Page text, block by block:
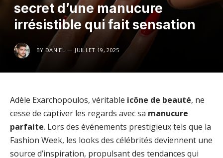
secret d’une manucure
irrésistible qui fait sensation
BY DANIEL JUILLET 19, 2025
Adèle Exarchopoulos, véritable icône de beauté, ne
cesse de captiver les regards avec sa manucure
parfaite. Lors des événements prestigieux tels que la
Fashion Week, les looks des célébrités deviennent une
source d’inspiration, propulsant des tendances qui